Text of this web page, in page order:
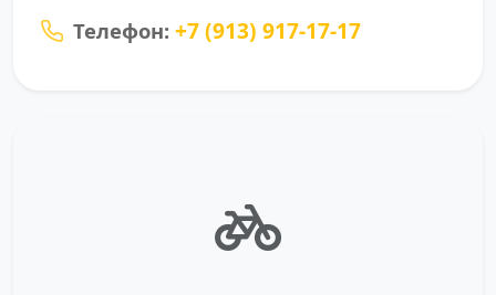
Телефон: +7 (913) 917-17-17